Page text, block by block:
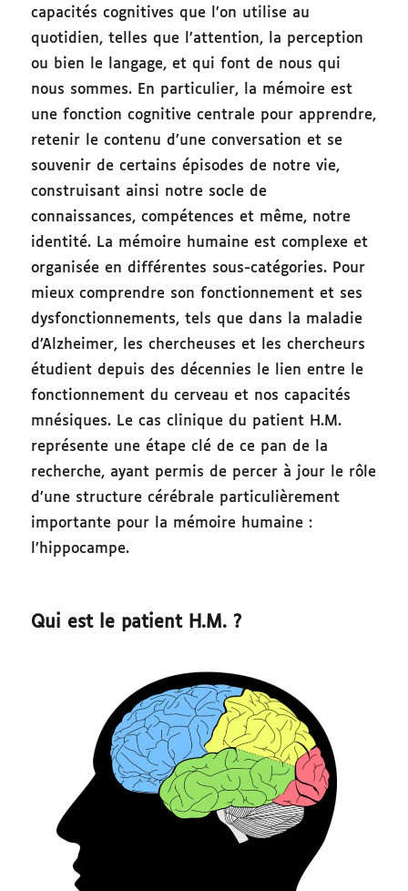
capacités cognitives que l’on utilise au
quotidien, telles que l’attention, la perception
ou bien le langage, et qui font de nous qui
nous sommes. En particulier, la mémoire est
une fonction cognitive centrale pour apprendre,
retenir le contenu d’une conversation et se
souvenir de certains épisodes de notre vie,
construisant ainsi notre socle de
connaissances, compétences et même, notre
identité. La mémoire humaine est complexe et
organisée en différentes sous-catégories. Pour
mieux comprendre son fonctionnement et ses
dysfonctionnements, tels que dans la maladie
d’Alzheimer, les chercheuses et les chercheurs
étudient depuis des décennies le lien entre le
fonctionnement du cerveau et nos capacités
mnésiques. Le cas clinique du patient H.M.
représente une étape clé de ce pan de la
recherche, ayant permis de percer à jour le rôle
d’une structure cérébrale particulièrement
importante pour la mémoire humaine :
l’hippocampe.
Qui est le patient H.M. ?